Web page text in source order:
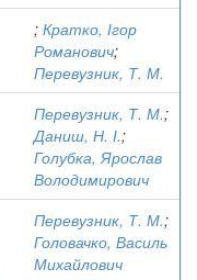
; Кратко, Ігор
Романович;
Перевузник, Т. М.
Перевузник, Т. М.;
Даниш, Н. І.;
Голубка, Ярослав
Володимирович
Перевузник, Т. М.;
Головачко, Василь
Михайлович